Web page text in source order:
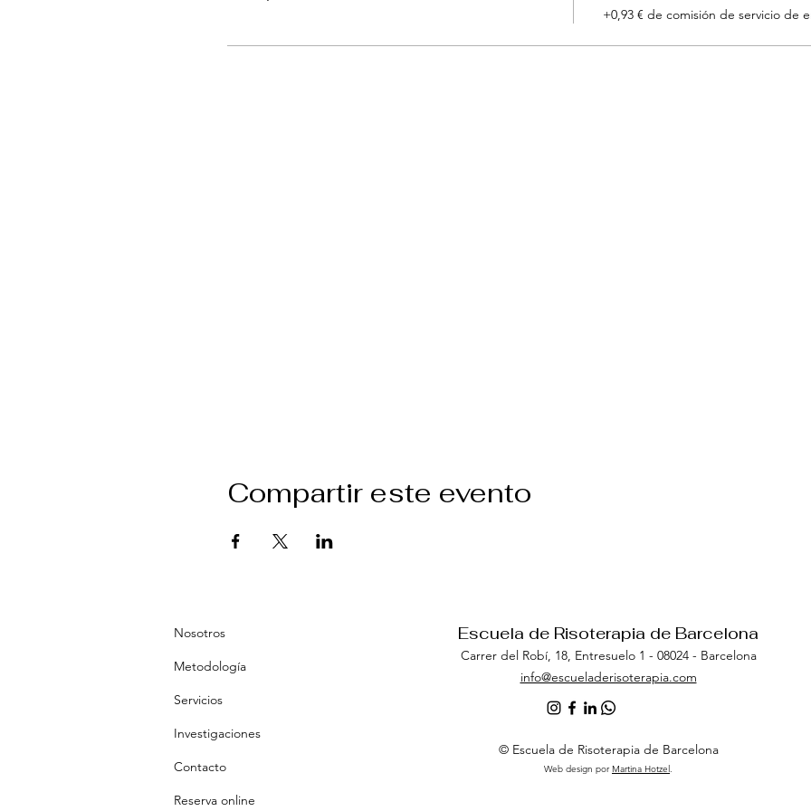
+0,93 € de comisión de servicio de
Compartir este evento
Nosotros
Metodología
Servicios
Investigaciones
Contacto
Reserva online
Escuela de Risoterapia de Barcelona
Carrer del Robí, 18, Entresuelo 1 - 08024 - Barcelona
info@escueladerisoterapia.com
© Escuela de Risoterapia de Barcelona
Web design por Martina Hotzel.